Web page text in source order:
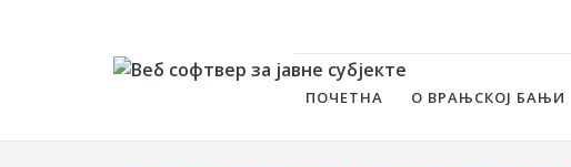
ПОЧЕТНА О ВРАЊСКОЈ БАЊИ